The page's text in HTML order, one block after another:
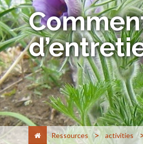
Ressources > activities